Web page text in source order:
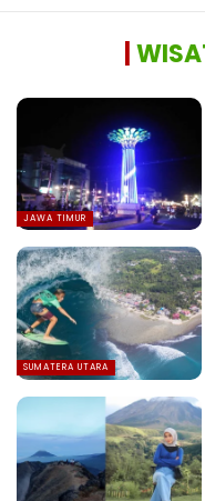
JAWA TIMUR
SUMATERA UTARA